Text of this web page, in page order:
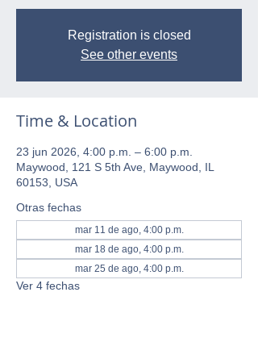
Registration is closed
See other events
Time & Location
23 jun 2026, 4:00 p.m. – 6:00 p.m.
Maywood, 121 S 5th Ave, Maywood, IL
60153, USA
Otras fechas
mar 11 de ago, 4:00 p.m.
mar 18 de ago, 4:00 p.m.
mar 25 de ago, 4:00 p.m.
Ver 4 fechas